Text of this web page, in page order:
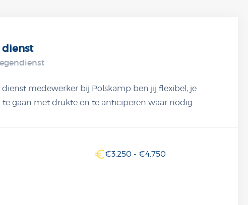
dienst
medewerker bij Polskamp ben jij flexibel, je
gaan met drukte en te anticiperen waar nodig.
Onderdeel van een innovatief
€3.250 - €4.750